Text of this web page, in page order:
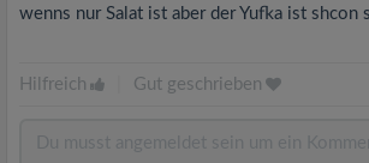
wenns nur Salat ist aber der Yufka ist shcon
Hilfreich Gut geschrieben